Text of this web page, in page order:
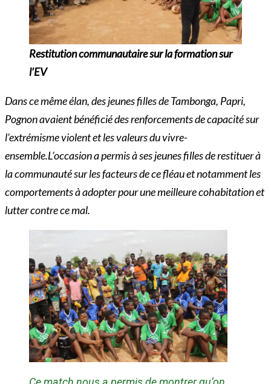
Restitution communautaire sur la formation sur
l’EV
Dans ce même élan, des jeunes filles de Tambonga, Papri,
Pognon avaient bénéficié des renforcements de capacité sur
l’extrémisme violent et les valeurs du vivre-
ensemble.L’occasion a permis à ses jeunes filles de restituer à
la communauté sur les facteurs de ce fléau et notamment les
comportements à adopter pour une meilleure cohabitation et
lutter contre ce mal.